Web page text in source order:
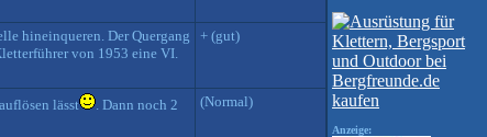
hineinqueren. Der Quergang
von 1953 eine VI.
+ (gut)
lässt
. Dann noch 2
(Normal)
Anzeige: